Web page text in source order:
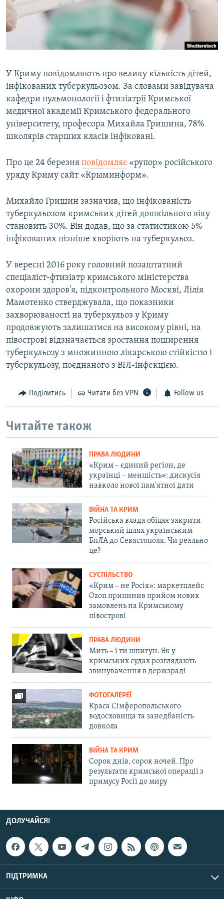
ВІДЕОУРОКИ «ELIFBE»
СВІДЧЕННЯ ОКУПАЦІЇ
УКРАЇНСЬКА ПРОБЛЕМА КРИМУ
Русский
Qırımtatar
Усі сайти RFE/RL
У Криму повідомляють про велику кількість дітей,
інфікованих туберкульозом. За словами завідувача
кафедри пульмонології і фтизіатрії Кримської
медичної академії Кримського федерального
університету, професора Михайла Гришина, 78%
школярів старших класів інфіковані.
Про це 24 березня повідомляє «рупор» російського
уряду Криму сайт «Крыминформ».
Михайло Гришин зазначив, що інфікованість
туберкульозом кримських дітей дошкільного віку
становить 30%. Він додав, що за статистикою 5%
інфікованих пізніше хворіють на туберкульоз.
У вересні 2016 року головний позаштатний
спеціаліст-фтизіатр кримського міністерства
охорони здоров'я, підконтрольного Москві, Лілія
Мамотенко стверджувала, що показники
захворюваності на туберкульоз у Криму
продовжують залишатися на високому рівні, на
півострові відзначається зростання поширення
туберкульозу з множинною лікарською стійкістю і
туберкульозу, поєднаного з ВІЛ-інфекцією.
Поділитись Читати без VPN Follow us
Читайте також
ПРАВА ЛЮДИНИ
«Крим – єдиний регіон, де
українці – меншість»: дискусія
навколо нової пам'ятної дати
ВІЙНА ТА КРИМ
Російська влада обіцяє закрити
морський шлях українським
БпЛА до Севастополя. Чи реально
це?
СУСПІЛЬСТВО
«Крим – не Росія»: маркетплейс
Ozon припинив прийом нових
замовлень на Кримському
півострові
ПРАВА ЛЮДИНИ
Мить – і ти шпигун. Як у
кримських судах розглядають
звинувачення в держзраді
ФОТОГАЛЕРЕЇ
Краса Сімферопольського
водосховища та занедбаність
довкола
ВІЙНА ТА КРИМ
Сорок днів, сорок ночей. Про
результати кримської операції з
примусу Росії до миру
ДОЛУЧАЙСЯ!
ПІДТРИМКА